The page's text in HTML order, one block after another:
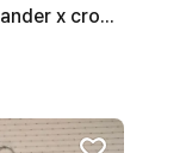
end x and wander x crocs tb black 240사이즈